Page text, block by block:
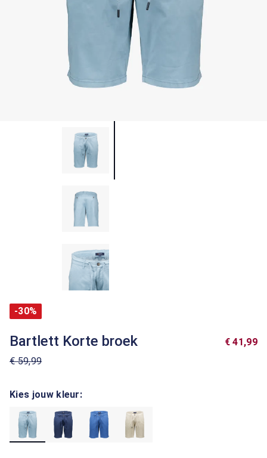
-30%
Bartlett Korte broek
€ 59,99
€ 41,99
Kies jouw kleur: